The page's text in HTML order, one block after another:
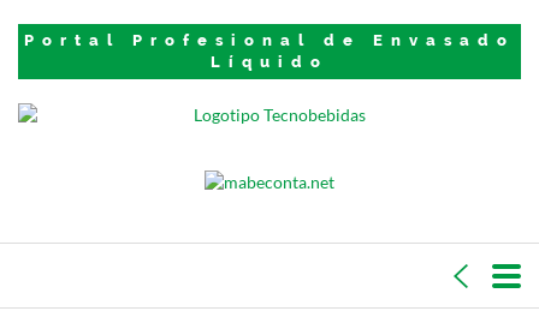
Portal Profesional de Envasado
Líquido